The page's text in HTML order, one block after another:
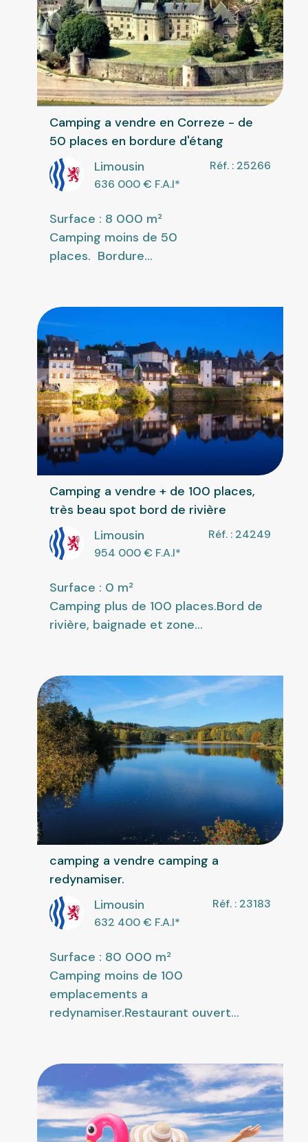
Camping a vendre en Correze - de
50 places en bordure d'étang
Réf. : 25266
Limousin
636 000€ F.A.I*
Surface : 8 000 m²
Camping moins de 50
places. Bordure...
Camping a vendre + de 100 places,
très beau spot bord de rivière
Réf. : 24249
Limousin
954 000€ F.A.I*
Surface : 0 m²
Camping plus de 100 places.Bord de
rivière, baignade et zone...
camping a vendre camping a
redynamiser.
Réf. : 23183
Limousin
632 400€ F.A.I*
Surface : 80 000 m²
Camping moins de 100
emplacements a
redynamiser.Restaurant ouvert...